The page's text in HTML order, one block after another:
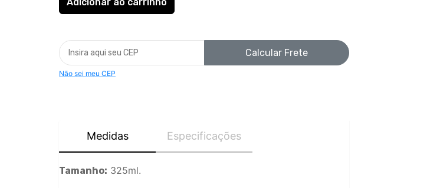
Calcular Frete
Não sei meu CEP
Medidas Especificações
Tamanho: 325ml.